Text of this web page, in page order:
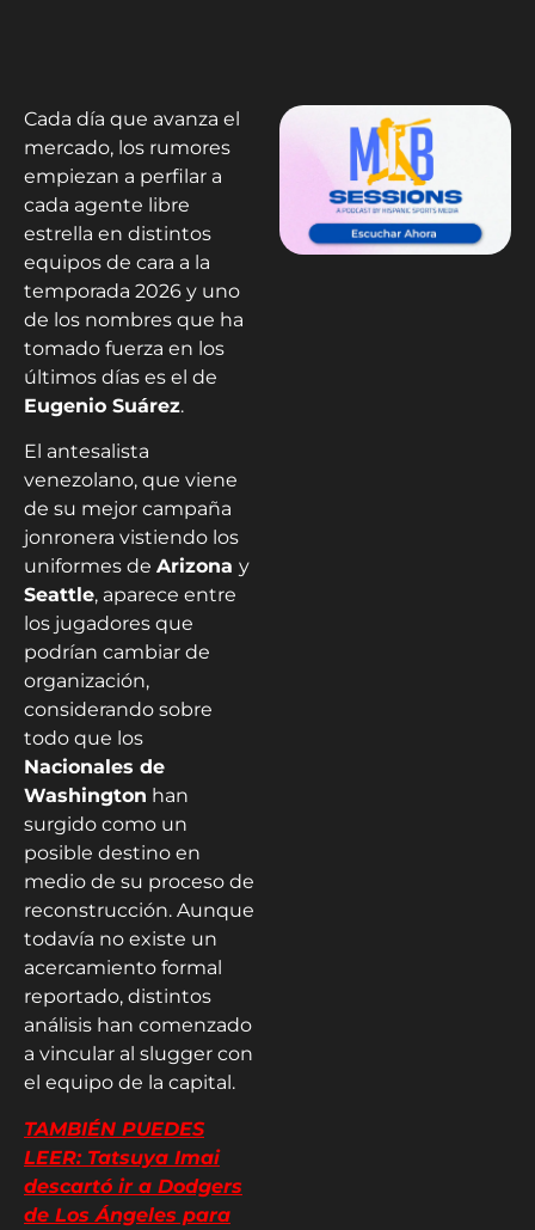
Cada día que avanza el
mercado, los rumores
empiezan a perfilar a
cada agente libre
estrella en distintos
equipos de cara a la
temporada 2026 y uno
de los nombres que ha
tomado fuerza en los
últimos días es el de
Eugenio Suárez.
El antesalista
venezolano, que viene
de su mejor campaña
jonronera vistiendo los
uniformes de Arizona y
Seattle, aparece entre
los jugadores que
podrían cambiar de
organización,
considerando sobre
todo que los
Nacionales de
Washington han
surgido como un
posible destino en
medio de su proceso de
reconstrucción. Aunque
todavía no existe un
acercamiento formal
reportado, distintos
análisis han comenzado
a vincular al slugger con
el equipo de la capital.
TAMBIÉN PUEDES
LEER: Tatsuya Imai
descartó ir a Dodgers
de Los Ángeles para